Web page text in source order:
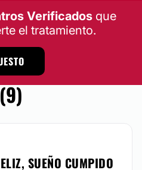
Reducir, Reconstruir o
la mama a su
para lograr una
forma. Se le llama
Verificados que
el tratamiento.
SUEÑO CUMPIDO